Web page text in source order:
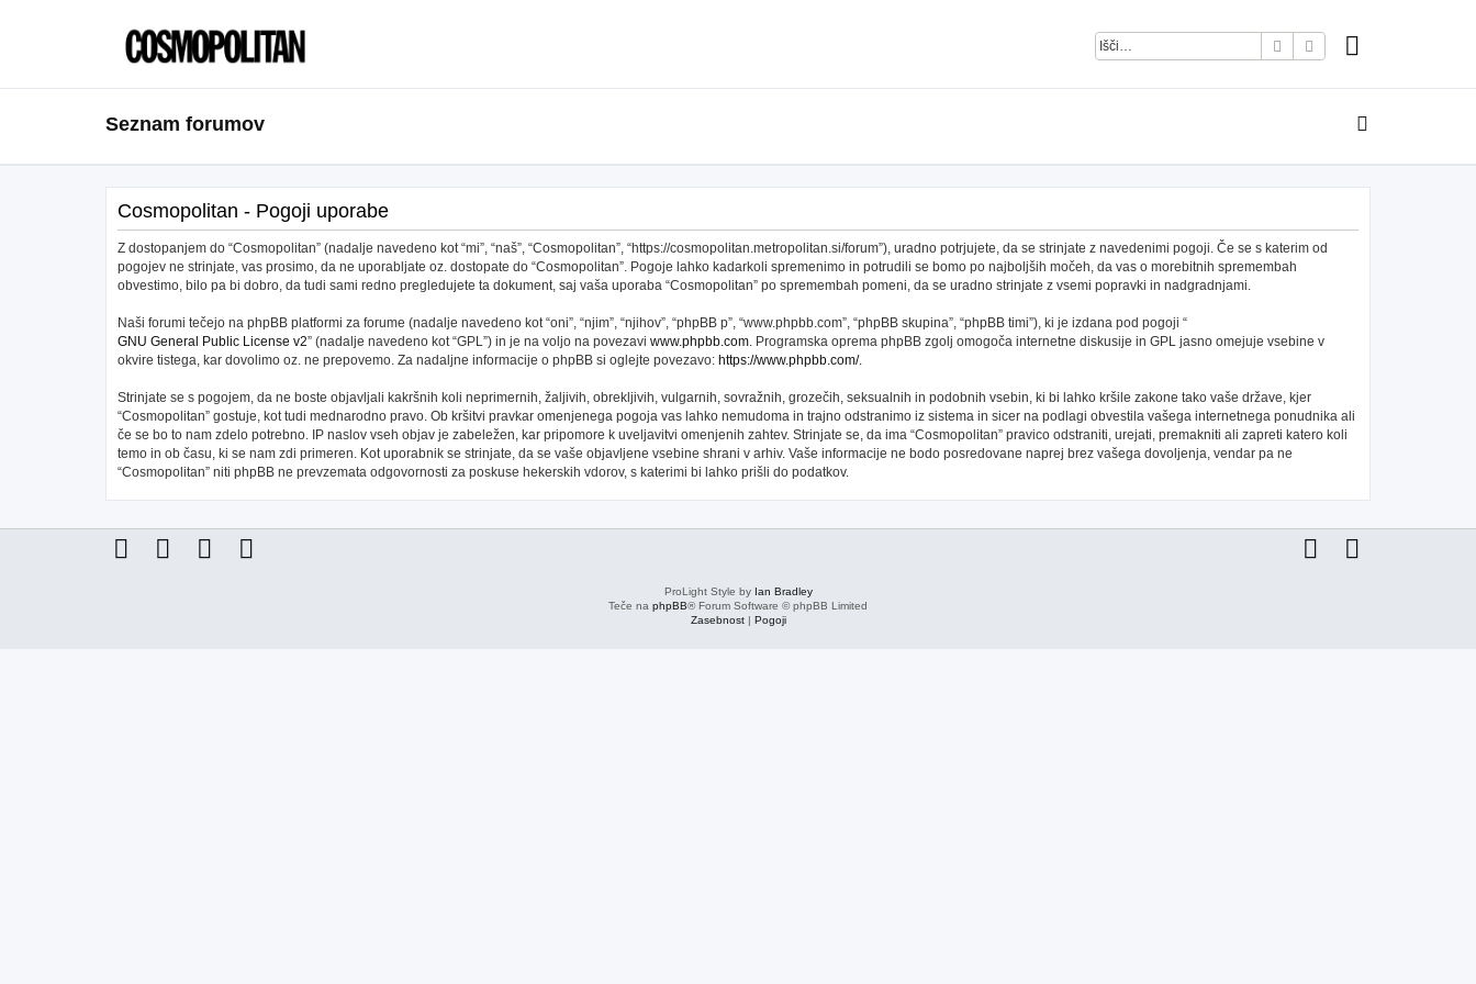
IskanjeNapredno iskanje
Seznam forumov
Cosmopolitan - Pogoji uporabe
Z dostopanjem do “Cosmopolitan” (nadalje navedeno kot “mi”, “naš”, “Cosmopolitan”, “https://cosmopolitan.metropolitan.si/forum”), uradno potrjujete, da se strinjate z navedenimi pogoji. Če se s katerim od
pogojev ne strinjate, vas prosimo, da ne uporabljate oz. dostopate do “Cosmopolitan”. Pogoje lahko kadarkoli spremenimo in potrudili se bomo po najboljših močeh, da vas o morebitnih spremembah
obvestimo, bilo pa bi dobro, da tudi sami redno pregledujete ta dokument, saj vaša uporaba “Cosmopolitan” po spremembah pomeni, da se uradno strinjate z vsemi popravki in nadgradnjami.
Naši forumi tečejo na phpBB platformi za forume (nadalje navedeno kot “oni”, “njim”, “njihov”, “phpBB p”, “www.phpbb.com”, “phpBB skupina”, “phpBB timi”), ki je izdana pod pogoji “
GNU General Public License v2” (nadalje navedeno kot “GPL”) in je na voljo na povezavi www.phpbb.com. Programska oprema phpBB zgolj omogoča internetne diskusije in GPL jasno omejuje vsebine v
okvire tistega, kar dovolimo oz. ne prepovemo. Za nadaljne informacije o phpBB si oglejte povezavo: https://www.phpbb.com/.
Strinjate se s pogojem, da ne boste objavljali kakršnih koli neprimernih, žaljivih, obrekljivih, vulgarnih, sovražnih, grozečih, seksualnih in podobnih vsebin, ki bi lahko kršile zakone tako vaše države, kjer
“Cosmopolitan” gostuje, kot tudi mednarodno pravo. Ob kršitvi pravkar omenjenega pogoja vas lahko nemudoma in trajno odstranimo iz sistema in sicer na podlagi obvestila vašega internetnega ponudnika ali
če se bo to nam zdelo potrebno. IP naslov vseh objav je zabeležen, kar pripomore k uveljavitvi omenjenih zahtev. Strinjate se, da ima “Cosmopolitan” pravico odstraniti, urejati, premakniti ali zapreti katero koli
temo in ob času, ki se nam zdi primeren. Kot uporabnik se strinjate, da se vaše objavljene vsebine shrani v arhiv. Vaše informacije ne bodo posredovane naprej brez vašega dovoljenja, vendar pa ne
“Cosmopolitan” niti phpBB ne prevzemata odgovornosti za poskuse hekerskih vdorov, s katerimi bi lahko prišli do podatkov.
ProLight Style by Ian Bradley
Teče na phpBB® Forum Software © phpBB Limited
Zasebnost| Pogoji